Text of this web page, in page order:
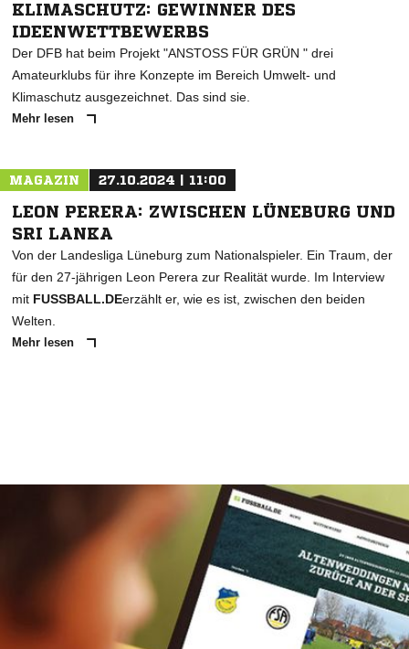
KLIMASCHUTZ: GEWINNER DES
IDEENWETTBEWERBS
Der DFB hat beim Projekt "ANSTOSS FÜR GRÜN " drei
Amateurklubs für ihre Konzepte im Bereich Umwelt- und
Klimaschutz ausgezeichnet. Das sind sie.
Mehr lesen
MAGAZIN 27.10.2024 | 11:00
LEON PERERA: ZWISCHEN LÜNEBURG UND
SRI LANKA
Von der Landesliga Lüneburg zum Nationalspieler. Ein Traum, der
für den 27-jährigen Leon Perera zur Realität wurde. Im Interview
mit FUSSBALL.DEerzählt er, wie es ist, zwischen den beiden
Welten.
Mehr lesen